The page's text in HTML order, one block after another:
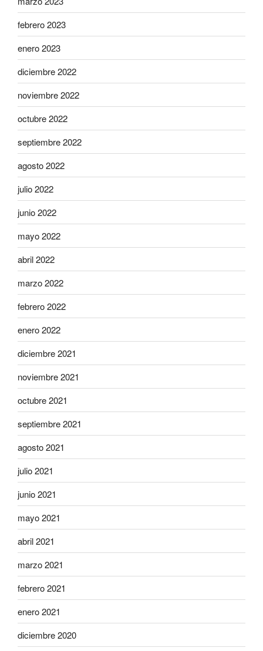
febrero 2023
enero 2023
diciembre 2022
noviembre 2022
octubre 2022
septiembre 2022
agosto 2022
julio 2022
junio 2022
mayo 2022
abril 2022
marzo 2022
febrero 2022
enero 2022
diciembre 2021
noviembre 2021
octubre 2021
septiembre 2021
agosto 2021
julio 2021
junio 2021
mayo 2021
abril 2021
marzo 2021
febrero 2021
enero 2021
diciembre 2020